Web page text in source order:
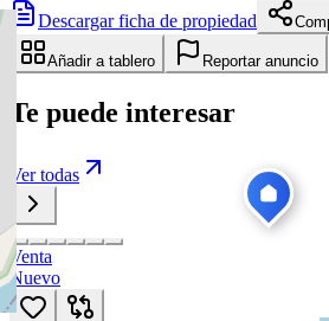
Descargar ficha de propiedad
Añadir a tablero Reportar anuncio
Te puede interesar
Ver todas
Venta
Nuevo